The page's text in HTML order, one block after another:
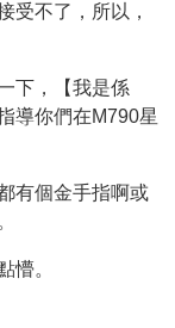
受不了，所以，
下，【我是係
導你們在M790星
有個金手指啊或
懵。